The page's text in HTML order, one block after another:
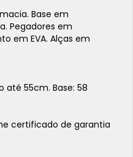
Base em
Pegadores em
em EVA. Alças em
até 55cm. Base: 58
certificado de garantia